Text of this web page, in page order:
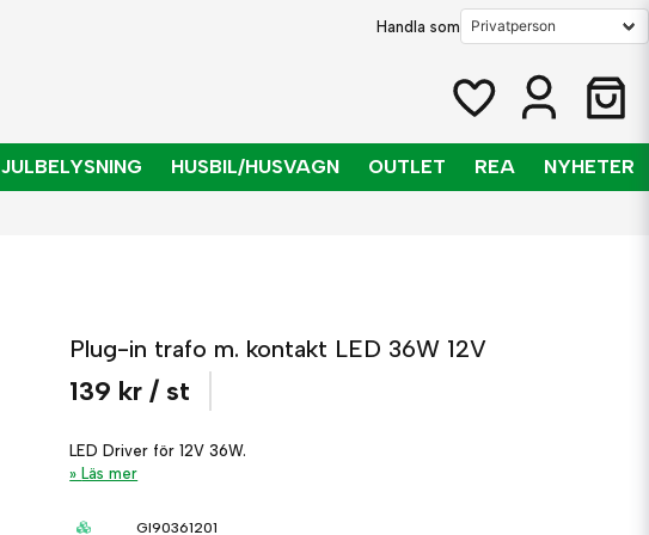
Handla som
JULBELYSNING HUSBIL/HUSVAGN OUTLET REA NYHETER
Plug-in trafo m. kontakt LED 36W 12V
139 kr / st
LED Driver för 12V 36W.
Läs mer
GI90361201